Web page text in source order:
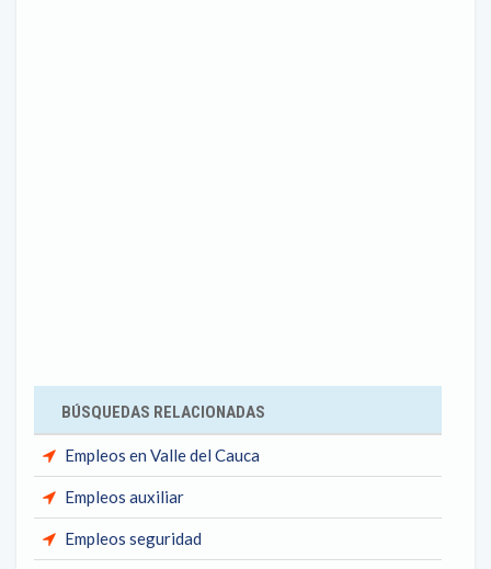
BÚSQUEDAS RELACIONADAS
Empleos en Valle del Cauca
Empleos auxiliar
Empleos seguridad